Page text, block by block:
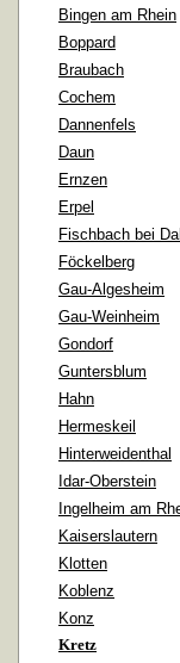
Bingen am Rhein
Boppard
Braubach
Cochem
Dannenfels
Daun
Ernzen
Erpel
Fischbach bei
Föckelberg
Gau-Algesheim
Gau-Weinheim
Gondorf
Guntersblum
Hahn
Hermeskeil
Hinterweidenthal
Idar-Oberstein
Ingelheim am
Kaiserslautern
Klotten
Koblenz
Konz
Kretz